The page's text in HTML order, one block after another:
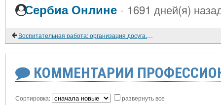
Сербиа Онлине · 1691 дней(я)
Воспитательная работа: организация досуга. ...И ПОВЕСЕЛЕЮТ ВОЕННЫЕ ГОРОДКИ
КОММЕНТАРИИ
Сортировка: развернуть все